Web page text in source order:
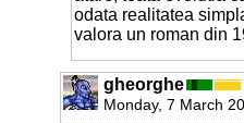
odata realitatea
valora un roman din
gheorghe
Monday, 7 March